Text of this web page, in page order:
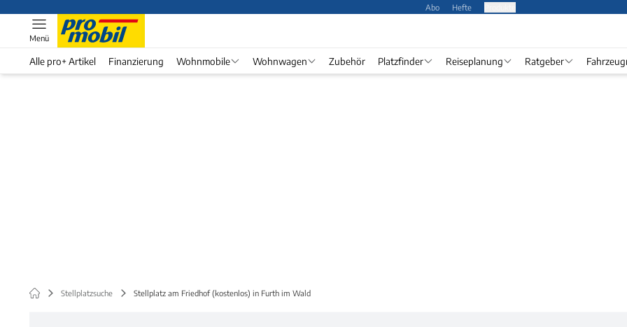
Abo Hefte
Menü
Alle pro+ Artikel Finanzierung Wohnmobile Wohnwagen Zubehör Platzfinder Reiseplanung Ratgeber
Stellplatzsuche Stellplatz am Friedhof (kostenlos) in Furth im Wald